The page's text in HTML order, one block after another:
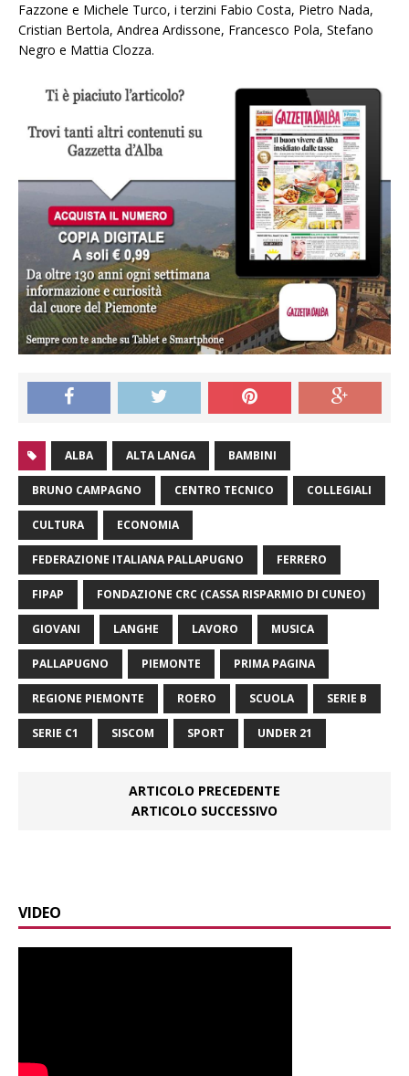
Fazzone e Michele Turco, i terzini Fabio Costa, Pietro Nada,
Cristian Bertola, Andrea Ardissone, Francesco Pola, Stefano
Negro e Mattia Clozza.
ALBA ALTA LANGA BAMBINI
BRUNO CAMPAGNO CENTRO TECNICO COLLEGIALI
CULTURA ECONOMIA
FEDERAZIONE ITALIANA PALLAPUGNO FERRERO
FIPAP FONDAZIONE CRC (CASSA RISPARMIO DI CUNEO)
GIOVANI LANGHE LAVORO MUSICA
PALLAPUGNO PIEMONTE PRIMA PAGINA
REGIONE PIEMONTE ROERO SCUOLA SERIE B
SERIE C1 SISCOM SPORT UNDER 21
ARTICOLO PRECEDENTE
ARTICOLO SUCCESSIVO
VIDEO